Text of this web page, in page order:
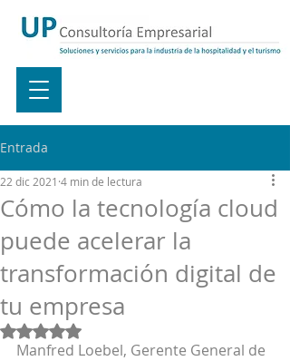
Entrada
Cómo la tecnología cloud
puede acelerar la
transformación digital de
tu empresa
22 dic 2021 4 min de lectura
Obtuvo NaN de 5 estrellas.
Manfred Loebel, Gerente General de